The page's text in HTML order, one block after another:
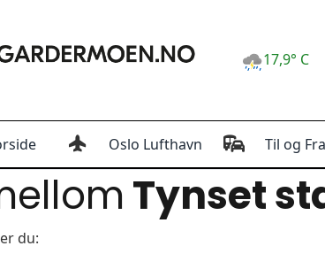
17,9° C
Oslo Lufthavn Til og Fra
Tynset
du: